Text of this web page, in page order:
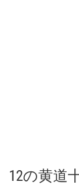
12の黄道